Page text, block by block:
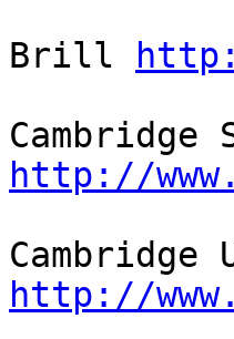
Brill
http://
http://